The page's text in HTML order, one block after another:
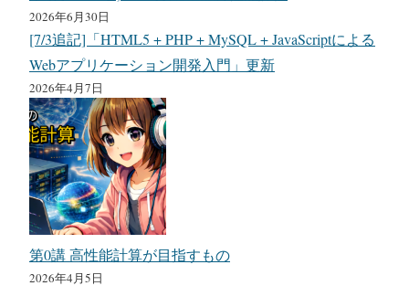
2026年6月30日
[7/3追記]「HTML5 + PHP + MySQL + JavaScriptによる
Webアプリケーション開発入門」更新
2026年4月7日
第0講 高性能計算が目指すもの
2026年4月5日